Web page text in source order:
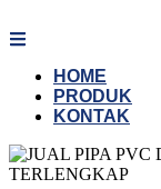
to
HOME
PRODUK
KONTAK